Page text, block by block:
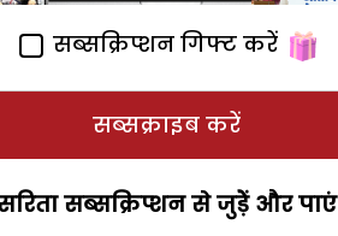
सब्सक्रिप्शन गिफ्ट करें
सब्सक्राइब करें
सब्सक्रिप्शन से जुड़ेें और पाएं